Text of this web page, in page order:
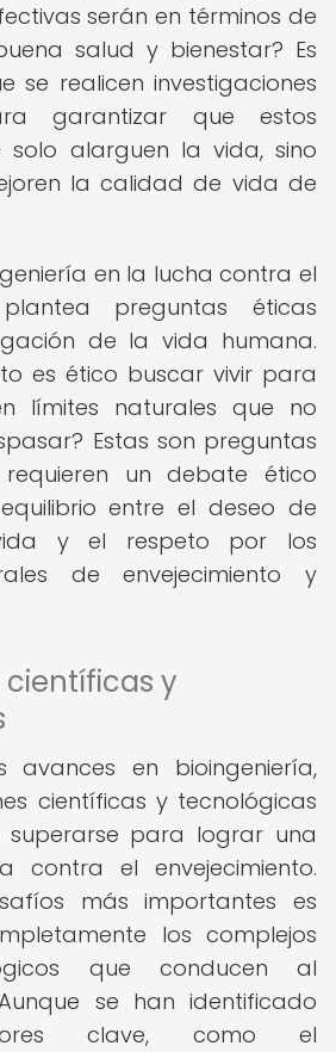
serán en términos de
salud y bienestar? Es
se realicen investigaciones
garantizar que estos
solo alarguen la vida, sino
la calidad de vida de
en la lucha contra el
plantea preguntas éticas
de la vida humana.
es ético buscar vivir para
límites naturales que no
Estas son preguntas
un debate ético
entre el deseo de
y el respeto por los
de envejecimiento y
y
en bioingeniería,
científicas y tecnológicas
para lograr una
contra el envejecimiento.
más importantes es
los complejos
que conducen al
se han identificado
clave, como el